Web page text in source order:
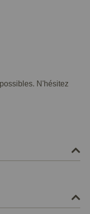
N'hésitez